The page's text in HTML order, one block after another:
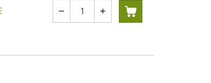
Quantité
remove add